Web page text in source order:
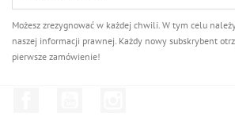
Możesz zrezygnować w każdej chwili. W tym celu
naszej informacji prawnej. Każdy nowy subskrybent
pierwsze zamówienie!